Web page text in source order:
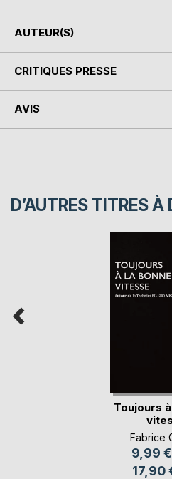
AUTEUR(S)
CRITIQUES PRESSE
AVIS
D’AUTRES TITRES À
Toujours
Fabrice
9,99 €
17,90